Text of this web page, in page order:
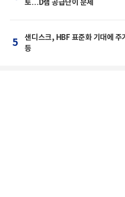
토…D램 공급난이 문제
5
샌디스크, HBF 표준화 기대에 주
등